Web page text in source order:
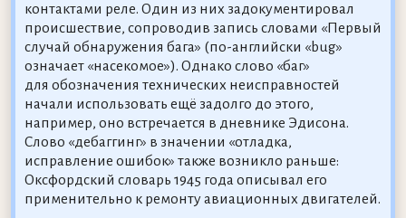
контактами реле. Один из них задокументировал
происшествие, сопроводив запись словами «Первый
случай обнаружения бага» (по-английски «bug»
означает «насекомое»). Однако слово «баг»
для обозначения технических неисправностей
начали использовать ещё задолго до этого,
например, оно встречается в дневнике Эдисона.
Слово «дебаггинг» в значении «отладка,
исправление ошибок» также возникло раньше:
Оксфордский словарь 1945 года описывал его
применительно к ремонту авиационных двигателей.